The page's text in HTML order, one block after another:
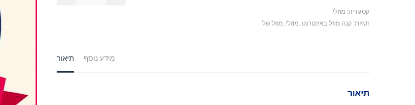
קטגוריה: מוזלי
תגיות: קנה מוזל באינטרנט, מוזלי, מוזל של
תיאור מידע נוסף
תיאור